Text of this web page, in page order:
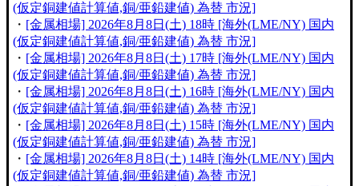
(仮定銅建値計算値,銅/亜鉛建値) 為替 市況]
・ [金属相場] 2026年8月8日(土) 18時 [海外(LME/NY) 国内
(仮定銅建値計算値,銅/亜鉛建値) 為替 市況]
・ [金属相場] 2026年8月8日(土) 17時 [海外(LME/NY) 国内
(仮定銅建値計算値,銅/亜鉛建値) 為替 市況]
・ [金属相場] 2026年8月8日(土) 16時 [海外(LME/NY) 国内
(仮定銅建値計算値,銅/亜鉛建値) 為替 市況]
・ [金属相場] 2026年8月8日(土) 15時 [海外(LME/NY) 国内
(仮定銅建値計算値,銅/亜鉛建値) 為替 市況]
・ [金属相場] 2026年8月8日(土) 14時 [海外(LME/NY) 国内
(仮定銅建値計算値,銅/亜鉛建値) 為替 市況]